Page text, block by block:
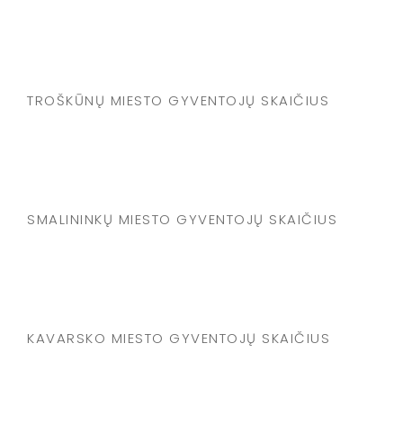
TROŠKŪNŲ MIESTO GYVENTOJŲ SKAIČIUS
SMALININKŲ MIESTO GYVENTOJŲ SKAIČIUS
KAVARSKO MIESTO GYVENTOJŲ SKAIČIUS